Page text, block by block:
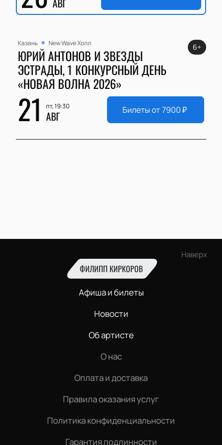
АВГ
Казань New Wave Холл
ЮРИЙ АНТОНОВ И ЗВЕЗДЫ
ЭСТРАДЫ, 1 КОНКУРСНЫЙ ДЕНЬ
«НОВАЯ ВОЛНА 2026»
21 пт, 19:30
АВГ
6+
Билеты от7900₽
Наверх
ФИЛИПП КИРКОРОВ
Афиша и билеты
Новости
Об артисте
О нас
Оплата и доставка
Правила оказания услуг
Политика конфиденциальности
Гарантия подлинности